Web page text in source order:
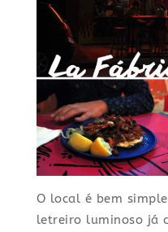
O local é bem
letreiro luminoso já